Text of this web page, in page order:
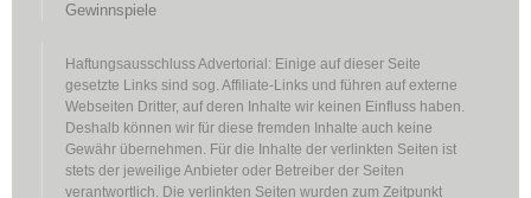
Gewinnspiele
Haftungsausschluss Advertorial: Einige auf dieser Seite
gesetzte Links sind sog. Affiliate-Links und führen auf externe
Webseiten Dritter, auf deren Inhalte wir keinen Einfluss haben.
Deshalb können wir für diese fremden Inhalte auch keine
Gewähr übernehmen. Für die Inhalte der verlinkten Seiten ist
stets der jeweilige Anbieter oder Betreiber der Seiten
verantwortlich. Die verlinkten Seiten wurden zum Zeitpunkt